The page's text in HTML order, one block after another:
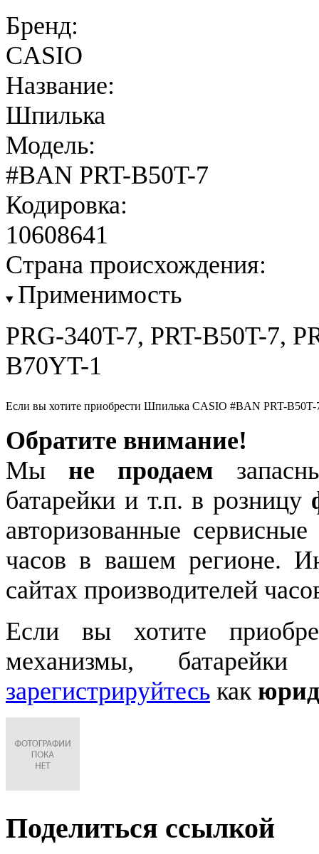
Бренд:
CASIO
Название:
Шпилька
Модель:
#BAN PRT-B50T-7
Кодировка:
10608641
Страна происхождения:
Применимость
PRG-340T-7, PRT-B50T-7,
B70YT-1
Если вы хотите приобрести Шпилька CASIO #BAN PRT-
Обратите внимание!
Мы не продаем
батарейки и т.п. в розницу
авторизованные
часов в вашем регионе.
сайтах производителей
Если вы хотите
механизмы,
зарегистрируйтесь как
Поделиться ссылкой